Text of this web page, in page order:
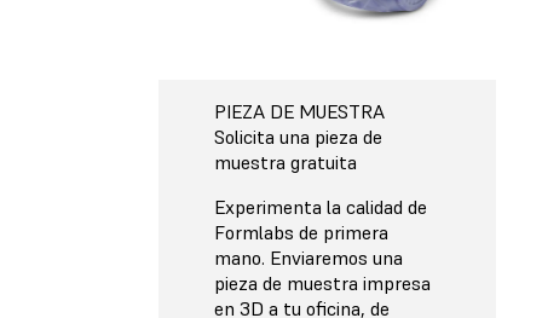
PIEZA DE MUESTRA
Solicita una pieza de
muestra gratuita
Experimenta la calidad de
Formlabs de primera
mano. Enviaremos una
pieza de muestra impresa
en 3D a tu oficina, de